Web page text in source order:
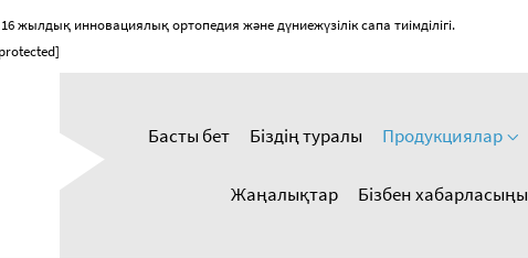
жылдық инновациялық ортопедия және дүниежүзілік сапа тиімділігі.
Басты бет Біздің туралы Продукциялар
Жаңалықтар Бізбен хабарласыңы